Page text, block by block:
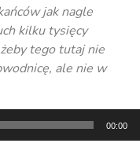
jak nagle
kilku tysięcy
tego tutaj nie
ale nie w
00:00